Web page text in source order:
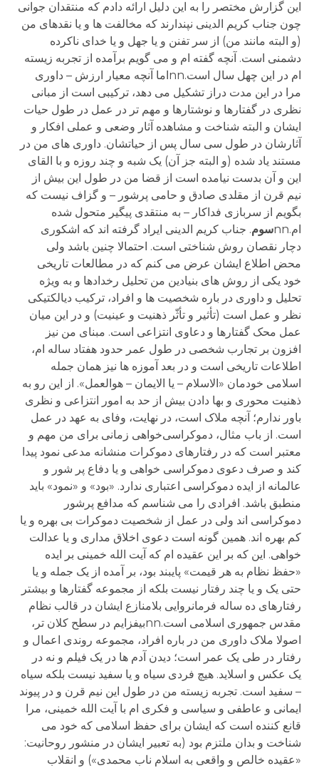
این گزارش مختصر را به این دلیل ارائه دادم که منتقدان جوانی
چون جناب کریم الدینی نپندارند که مخالفت ها و یا نقدهای من
(و البته مانند من) از سر تفنن و یا جهل و یا خدای ناکرده
دشمنی است. آنچه گفته ام و می گویم برآمده از تجربه زیسته
ام در این چهل سال است.nnاما آنچه معیار ارزش – داوری
مرا در این مدت دراز تشکیل می دهد، ترکیبی است از مبانی
نظری در گفتارها و نوشتارها و مهم تر در عمل در طول حیات
ایشان و البته شناخت و مشاهده آثار وضعی و عملی افکار و
آثارشان در طول سی سال پس از حیاتشان. داوری های من در
مستند یاد شده (و البته جز آن) یک شبه و چند روزه و با القای
این و آن بدست نیامده است از قضا من در طول این بیش از
نیم قرن از مقلدی صادق و حامی پرشور – و گزاف نیست که
بگویم از سربازی فداکار – به منتقدی پیگیر متحول شده
ام.nn
سوم. جناب کریم الدینی ایراد گرفته اند که اشکوری
دچار نقصان روش شناختی است. احتمالا چنین باشد ولی
محض اطلاع ایشان عرض می کنم که در مطالعات تاریخی
خود یکی از روش های بنیادین من تحلیل رخدادها و به ویژه
تحلیل و داوری در باره شخصیت ها و افراد، ترکیب دیالکتیکی
نظر و عمل است (تأثیر و تأثّر ذهنیت و عینیت) و در این میان
عمل محک گفتارها و دعاوی انتزاعی است. مبنای من نیز
افزون بر تجارب شخصی در طول عمر حدود هفتاد ساله ام،
اطلاعات تاریخی است و در بعد آموزه ها نیز همان جمله
اسلامی خودمان «الاسلام – یا الایمان – هوالعمل». از این رو به
ذهنیت محوری و بها دادن بیش از حد به امور انتزاعی و نظری
باور ندارم؛ آنچه ملاک است، در نهایت، وفای به عهد در عمل
است. از باب مثال، دموکراسی‌خواهی زمانی برای من مهم و
معتبر است که در رفتارهای دموکرات منشانه مدعی نمود پیدا
کند و صرف دعوی دموکراسی خواهی و یا دفاع پر شور و
عالمانه از ایده دموکراسی اعتباری ندارد. «بود» و «نمود» باید
منطبق باشد. افرادی را می شناسم که مدافع پرشور
دموکراسی اند ولی در عمل از شخصیت دموکرات بی بهره و یا
کم بهره اند. همین گونه است دعوی اخلاق مداری و یا عدالت
خواهی. این که بر این عقیده ام که آیت الله خمینی بر ایده
«حفظ نظام به هر قیمت» پایبند بود، بر آمده از یک جمله و یا
حتی یک و یا چند رفتار نیست بلکه از مجموعه گفتارها و بیشتر
رفتارهای ده ساله فرمانروایی بلامنازع ایشان در قالب نظام
مقدس جمهوری اسلامی است.nnبیفزایم در سطح کلان تر،
اصولا ملاک داوری من در باره افراد، مجموعه روندی اعمال و
رفتار در طی یک عمر است؛ دیدن آدم ها در یک فیلم و نه در
یک عکس و اسلاید. هیچ فردی سیاه و یا سفید نیست بلکه سیاه
– سفید است. تجربه زیسته من در طول این نیم قرن و در پیوند
ایمانی و عاطفی و سیاسی و فکری ام با آیت الله خمینی، مرا
قانع کننده است که ایشان برای حفظ اسلامی که خود می
شناخت و بدان ملتزم بود (به تعبیر ایشان در منشور روحانیت:
«عقیده خالص و واقعی به اسلام ناب محمدی») و انقلاب